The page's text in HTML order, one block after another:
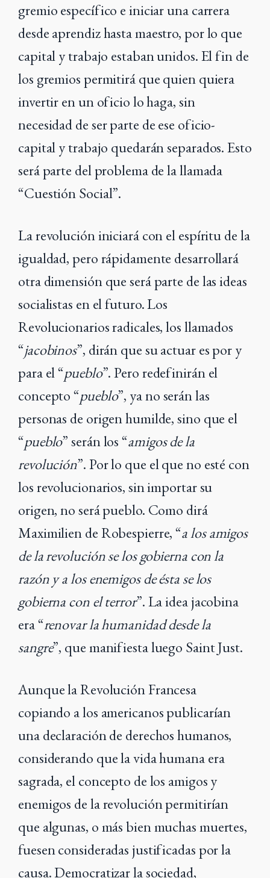
gremio específico e iniciar una carrera
desde aprendiz hasta maestro, por lo que
capital y trabajo estaban unidos. El fin de
los gremios permitirá que quien quiera
invertir en un oficio lo haga, sin
necesidad de ser parte de ese oficio-
capital y trabajo quedarán separados. Esto
será parte del problema de la llamada
“Cuestión Social”.
La revolución iniciará con el espíritu de la
igualdad, pero rápidamente desarrollará
otra dimensión que será parte de las ideas
socialistas en el futuro. Los
Revolucionarios radicales, los llamados
“jacobinos”, dirán que su actuar es por y
para el “pueblo”. Pero redefinirán el
concepto “pueblo”, ya no serán las
personas de origen humilde, sino que el
“pueblo” serán los “amigos de la
revolución”. Por lo que el que no esté con
los revolucionarios, sin importar su
origen, no será pueblo. Como dirá
Maximilien de Robespierre, “a los amigos
de la revolución se los gobierna con la
razón y a los enemigos de ésta se los
gobierna con el terror”. La idea jacobina
era “renovar la humanidad desde la
sangre”, que manifiesta luego Saint Just.
Aunque la Revolución Francesa
copiando a los americanos publicarían
una declaración de derechos humanos,
considerando que la vida humana era
sagrada, el concepto de los amigos y
enemigos de la revolución permitirían
que algunas, o más bien muchas muertes,
fuesen consideradas justificadas por la
causa. Democratizar la sociedad,